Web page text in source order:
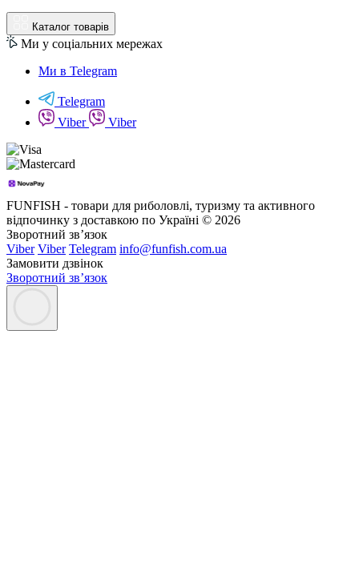
Каталог товарів
Ми у соціальних мережах
Ми в Telegram
Telegram
Viber
Viber
FUNFISH - товари для риболовлі, туризму та активного
відпочинку з доставкою по Україні © 2026
Зворотний зв’язок
Viber Viber Telegram info@funfish.com.ua
Замовити дзвінок
Зворотний зв’язок